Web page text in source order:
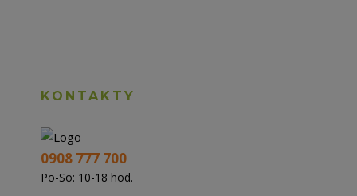
KONTAKTY
0908 777 700
Po-So: 10-18 hod.